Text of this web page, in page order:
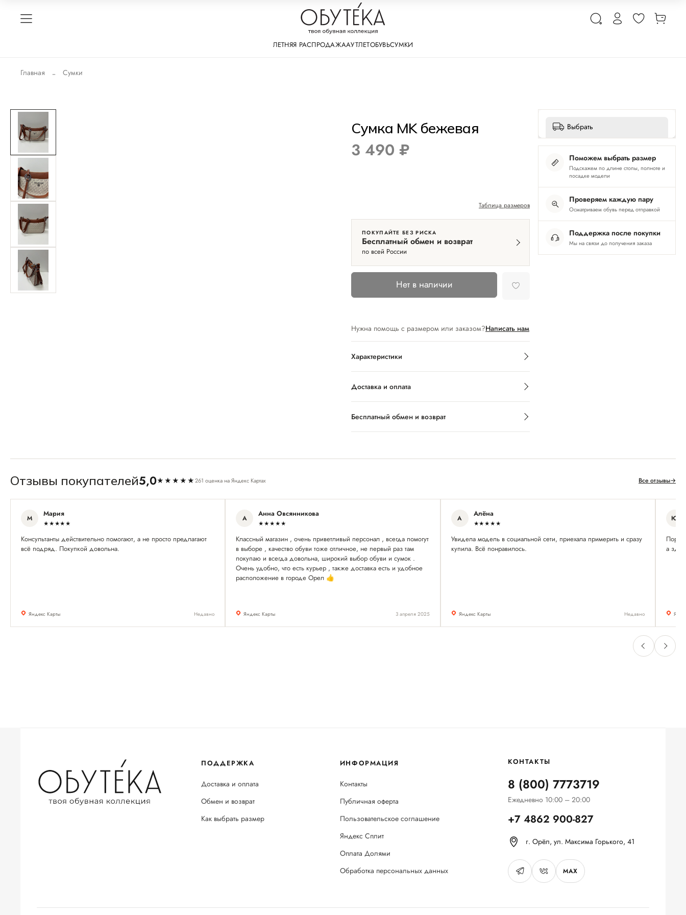
ЛЕТНЯЯ РАСПРОДАЖААУТЛЕТОБУВЬСУМКИ
Главная Сумки
Сумка MK бежевая
3 490 ₽
Таблица размеров
ПОКУПАЙТЕ БЕЗ РИСКА
Бесплатный обмен и возврат
по всей России
Нет в наличии
Нужна помощь с размером или заказом?Написать нам
Характеристики
Доставка и оплата
Бесплатный обмен и возврат
Выбрать
Поможем выбрать размер
Подскажем по длине стопы, полноте и
посадке модели
Проверяем каждую пару
Осматриваем обувь перед отправкой
Поддержка после покупки
Мы на связи до получения заказа
Отзывы покупателей5,0★★★★★261 оценка на Яндекс Картах Все отзывы→
М Мария
★★★★★
Консультанты действительно помогают, а не просто предлагают
всё подряд. Покупкой довольна.
Яндекс Карты Недавно
А Анна Овсянникова
★★★★★
Классный магазин , очень приветливый персонал , всегда помогут
в выборе , качество обуви тоже отличное, не первый раз там
покупаю и всегда довольна, широкий выбор обуви и сумок .
Очень удобно, что есть курьер , также доставка есть и удобное
расположение в городе Орел 👍
Яндекс Карты 3 апреля 2025
А Алёна
★★★★★
Увидела модель в социальной сети, приехала примерить и сразу
купила. Всё понравилось.
Яндекс Карты Недавно
Ю
а
ПОДДЕРЖКА
Доставка и оплата
Обмен и возврат
Как выбрать размер
ИНФОРМАЦИЯ
Контакты
Публичная оферта
Пользовательское соглашение
Яндекс Сплит
Оплата Долями
Обработка персональных данных
КОНТАКТЫ
8 (800) 7773719
Ежедневно 10:00 – 20:00
+7 4862 900-827
г. Орёл, ул. Максима Горького, 41
MAX